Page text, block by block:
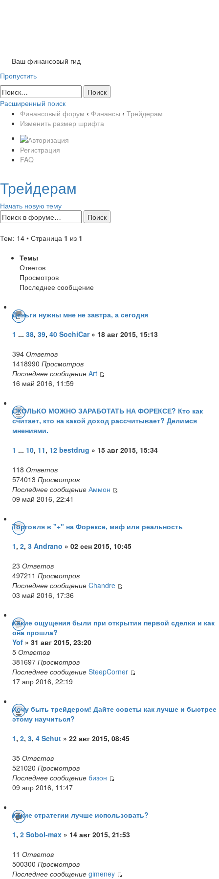
Ваш финансовый гид
Пропустить
Расширенный поиск
Финансовый форум ‹ Финансы ‹ Трейдерам
Изменить размер шрифта
Регистрация
FAQ
Трейдерам
Начать новую тему
Тем: 14 • Страница 1 из 1
Темы
Ответов
Просмотров
Последнее сообщение
Деньги нужны мне не завтра, а сегодня
1 ... 38, 39, 40 SochiCar» 18 авг 2015, 15:13
394 Ответов
1418990 Просмотров
Последнее сообщение Art
16 май 2016, 11:59
СКОЛЬКО МОЖНО ЗАРАБОТАТЬ НА ФОРЕКСЕ? Кто как
считает, кто на какой доход рассчитывает? Делимся
мнениями.
1 ... 10, 11, 12 bestdrug » 15 авг 2015, 15:34
118 Ответов
574013 Просмотров
Последнее сообщение Аммон
09 май 2016, 22:41
Торговля в "+" на Форексе, миф или реальность
1, 2, 3 Andrano » 02 сен 2015, 10:45
23 Ответов
497211 Просмотров
Последнее сообщение Chandre
03 май 2016, 17:36
Какие ощущения были при открытии первой сделки и как
она прошла?
Yof » 31 авг 2015, 23:20
5 Ответов
381697 Просмотров
Последнее сообщение SteepCorner
17 апр 2016, 22:19
Хочу быть трейдером! Дайте советы как лучше и быстрее
этому научиться?
1, 2, 3, 4 Schut » 22 авг 2015, 08:45
35 Ответов
521020 Просмотров
Последнее сообщение бизон
09 апр 2016, 11:47
Какие стратегии лучше использовать?
1, 2 Sobol-max » 14 авг 2015, 21:53
11 Ответов
500300 Просмотров
Последнее сообщение gimeney